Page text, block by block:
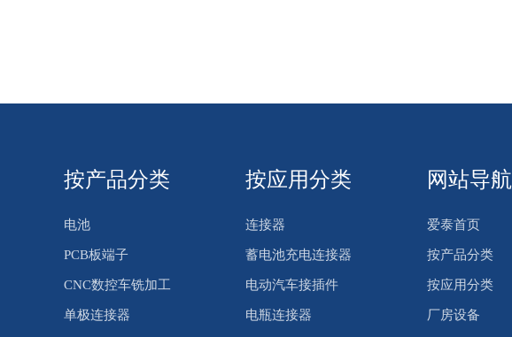
按产品分类
电池
PCB板端子
CNC数控车铣加工
单极连接器
按应用分类
连接器
蓄电池充电连接器
电动汽车接插件
电瓶连接器
网站导航
爱泰首页
按产品分类
按应用分类
厂房设备